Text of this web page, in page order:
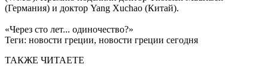
(Германия) и доктор Yang Xuchao (Китай).
«Через сто лет... одиночество?»
Теги: новости греции, новости греции сегодня
ТАКЖЕ ЧИТАЕТЕ